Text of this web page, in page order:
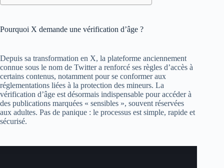
Pourquoi X demande une vérification d’âge ?
Depuis sa transformation en X, la plateforme anciennement
connue sous le nom de Twitter a renforcé ses règles d’accès à
certains contenus, notamment pour se conformer aux
réglementations liées à la protection des mineurs. La
vérification d’âge est désormais indispensable pour accéder à
des publications marquées « sensibles », souvent réservées
aux adultes. Pas de panique : le processus est simple, rapide et
sécurisé.